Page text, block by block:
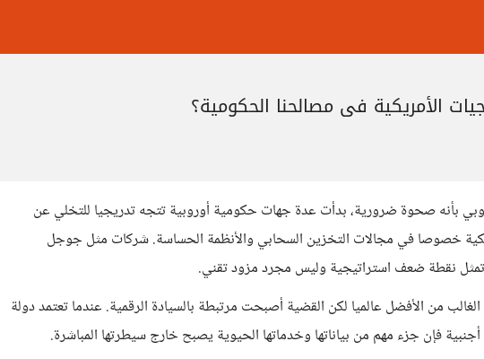
الأمريكية في مصالحنا الحكومية؟
بأنه صحوة ضرورية، بدأت عدة جهات حكومية أوروبية تتجه تدريجيا للتخلي عن
خصوصا في مجالات التخزين السحابي والأنظمة الحساسة. شركات مثل جوجل
نقطة ضعف استراتيجية وليس مجرد مزود تقني.
من الأفضل عالميا لكن القضية أصبحت مرتبطة بالسيادة الرقمية. عندما تعتمد دولة
فإن جزء مهم من بياناتها وخدماتها الحيوية يصبح خارج سيطرتها المباشرة.